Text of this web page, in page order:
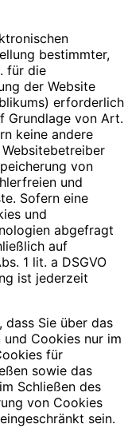
bestimmter,
für die
der Website
erforderlich
Grundlage von Art.
keine andere
von
und
Sofern eine
und
abgefragt
auf
1 lit. a DSGVO
ist jederzeit
dass Sie über das
Cookies nur im
für
sowie das
Schließen des
von Cookies
sein.